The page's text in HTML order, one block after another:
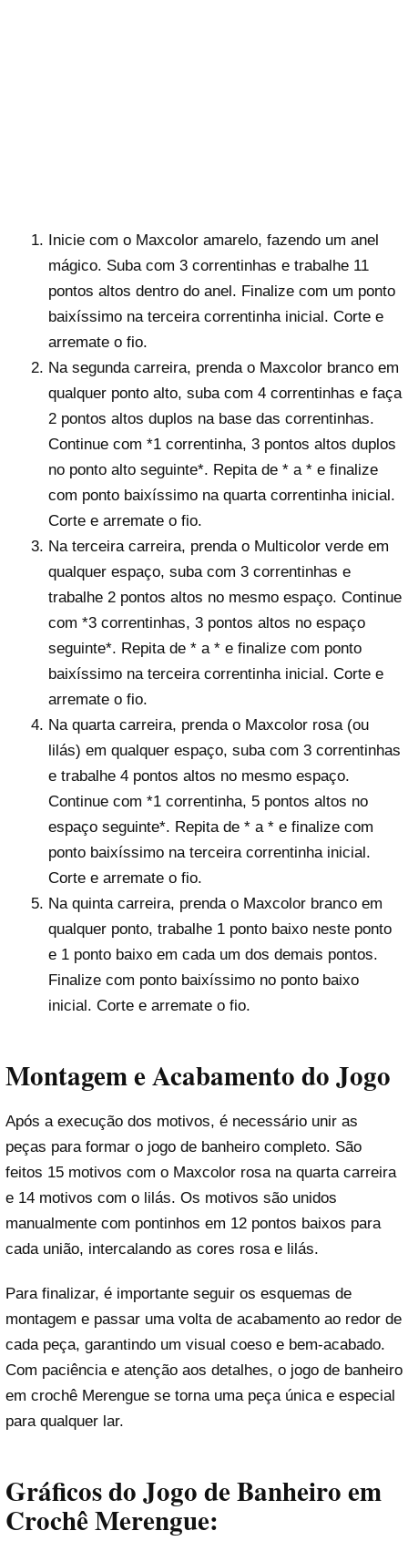
Inicie com o Maxcolor amarelo, fazendo um anel
mágico. Suba com 3 correntinhas e trabalhe 11
pontos altos dentro do anel. Finalize com um ponto
baixíssimo na terceira correntinha inicial. Corte e
arremate o fio.
Na segunda carreira, prenda o Maxcolor branco em
qualquer ponto alto, suba com 4 correntinhas e faça
2 pontos altos duplos na base das correntinhas.
Continue com *1 correntinha, 3 pontos altos duplos
no ponto alto seguinte*. Repita de * a * e finalize
com ponto baixíssimo na quarta correntinha inicial.
Corte e arremate o fio.
Na terceira carreira, prenda o Multicolor verde em
qualquer espaço, suba com 3 correntinhas e
trabalhe 2 pontos altos no mesmo espaço. Continue
com *3 correntinhas, 3 pontos altos no espaço
seguinte*. Repita de * a * e finalize com ponto
baixíssimo na terceira correntinha inicial. Corte e
arremate o fio.
Na quarta carreira, prenda o Maxcolor rosa (ou
lilás) em qualquer espaço, suba com 3 correntinhas
e trabalhe 4 pontos altos no mesmo espaço.
Continue com *1 correntinha, 5 pontos altos no
espaço seguinte*. Repita de * a * e finalize com
ponto baixíssimo na terceira correntinha inicial.
Corte e arremate o fio.
Na quinta carreira, prenda o Maxcolor branco em
qualquer ponto, trabalhe 1 ponto baixo neste ponto
e 1 ponto baixo em cada um dos demais pontos.
Finalize com ponto baixíssimo no ponto baixo
inicial. Corte e arremate o fio.
Montagem e Acabamento do Jogo
Após a execução dos motivos, é necessário unir as
peças para formar o jogo de banheiro completo. São
feitos 15 motivos com o Maxcolor rosa na quarta carreira
e 14 motivos com o lilás. Os motivos são unidos
manualmente com pontinhos em 12 pontos baixos para
cada união, intercalando as cores rosa e lilás.
Para finalizar, é importante seguir os esquemas de
montagem e passar uma volta de acabamento ao redor de
cada peça, garantindo um visual coeso e bem-acabado.
Com paciência e atenção aos detalhes, o jogo de banheiro
em crochê Merengue se torna uma peça única e especial
para qualquer lar.
Gráficos do Jogo de Banheiro em
Crochê Merengue: